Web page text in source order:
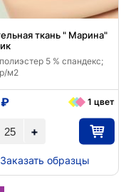
ткань " Марина"
5 % спандекс;
м2
+
1 цвет
Заказать образцы